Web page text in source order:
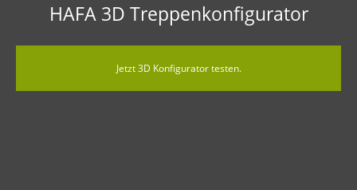
HAFA 3D Treppenkonfigurator
Jetzt 3D Konfigurator testen.